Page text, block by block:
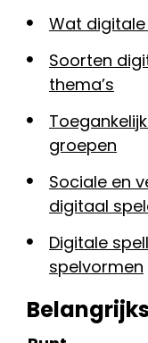
Wat
Soorten
thema’s
groepen
Sociale en
digitaal
Digitale
spelvormen